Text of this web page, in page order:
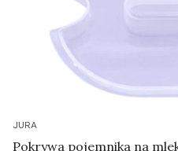
JURA
Pokrywa pojemnika na